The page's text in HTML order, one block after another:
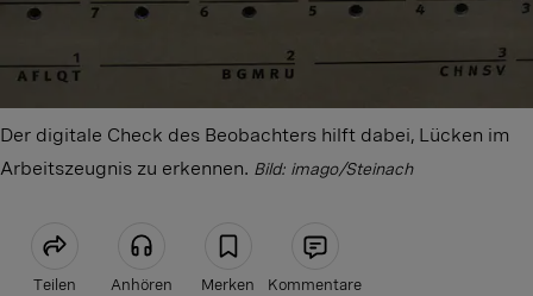
Der digitale Check des Beobachters hilft dabei, Lücken im
Arbeitszeugnis zu erkennen. Bild: imago/Steinach
Teilen Anhören Merken Kommentare